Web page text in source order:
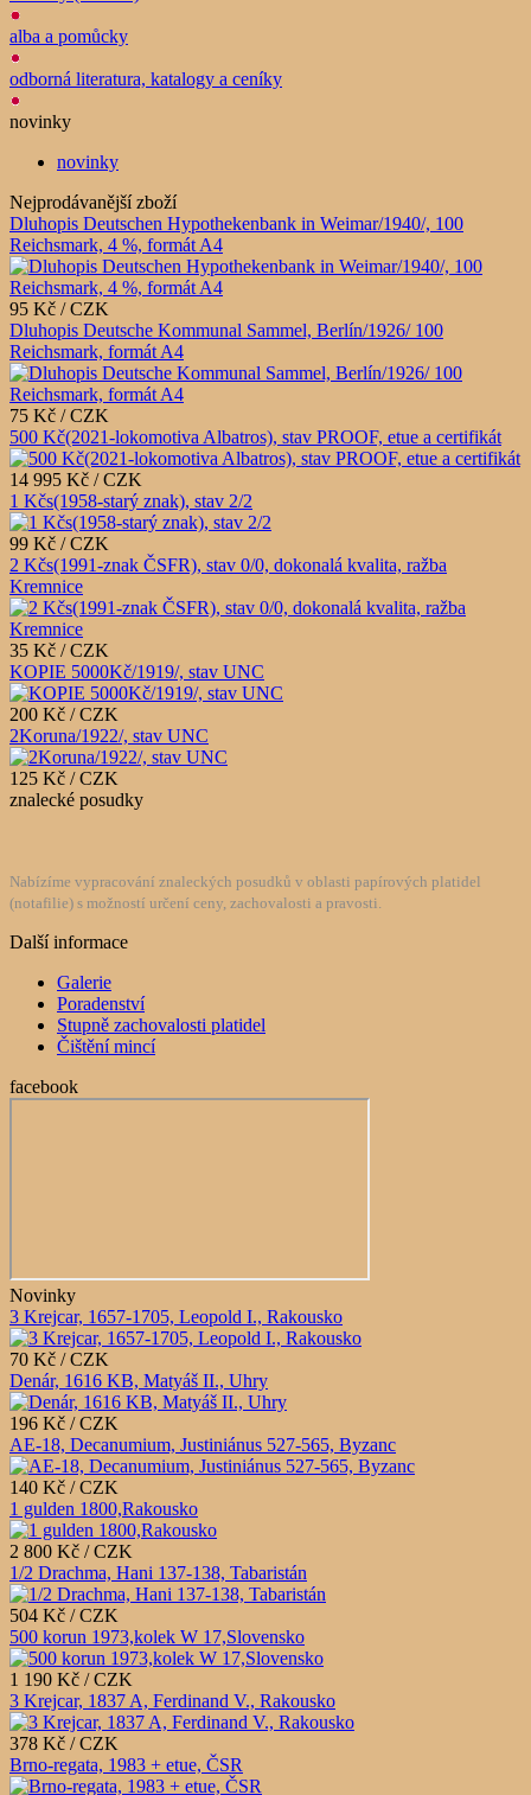
alba a pomůcky
odborná literatura, katalogy a ceníky
novinky
novinky
Nejprodávanější zboží
Dluhopis Deutschen Hypothekenbank in Weimar/1940/, 100
Reichsmark, 4 %, formát A4
95 Kč / CZK
Dluhopis Deutsche Kommunal Sammel, Berlín/1926/ 100
Reichsmark, formát A4
75 Kč / CZK
500 Kč(2021-lokomotiva Albatros), stav PROOF, etue a certifikát
14 995 Kč / CZK
1 Kčs(1958-starý znak), stav 2/2
99 Kč / CZK
2 Kčs(1991-znak ČSFR), stav 0/0, dokonalá kvalita, ražba
Kremnice
35 Kč / CZK
KOPIE 5000Kč/1919/, stav UNC
200 Kč / CZK
2Koruna/1922/, stav UNC
125 Kč / CZK
znalecké posudky
Nabízíme vypracování znaleckých posudků v oblasti papírových platidel
(notafilie) s možností určení ceny, zachovalosti a pravosti.
Další informace
Galerie
Poradenství
Stupně zachovalosti platidel
Čištění mincí
facebook
Novinky
3 Krejcar, 1657-1705, Leopold I., Rakousko
70 Kč / CZK
Denár, 1616 KB, Matyáš II., Uhry
196 Kč / CZK
AE-18, Decanumium, Justiniánus 527-565, Byzanc
140 Kč / CZK
1 gulden 1800,Rakousko
2 800 Kč / CZK
1/2 Drachma, Hani 137-138, Tabaristán
504 Kč / CZK
500 korun 1973,kolek W 17,Slovensko
1 190 Kč / CZK
3 Krejcar, 1837 A, Ferdinand V., Rakousko
378 Kč / CZK
Brno-regata, 1983 + etue, ČSR